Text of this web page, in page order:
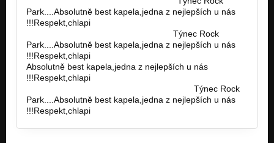
Park....Absolutně best kapela,jedna z nejlepších u nás
!!!Respekt,chlapi
Týnec Rock
Park....Absolutně best kapela,jedna z nejlepších u nás
!!!Respekt,chlapi
Absolutně best kapela,jedna z nejlepších u nás
!!!Respekt,chlapi
Týnec Rock
Park....Absolutně best kapela,jedna z nejlepších u nás
!!!Respekt,chlapi